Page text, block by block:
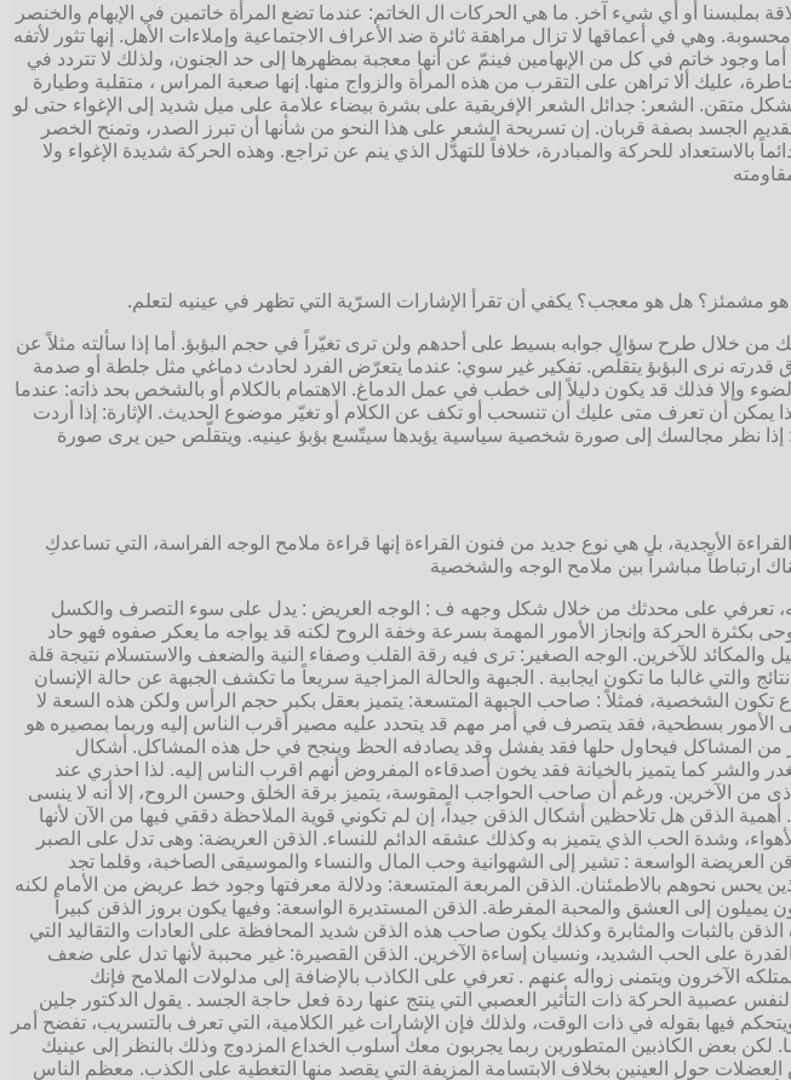
بملبسنا أو أي شيء آخر. ما هي الحركات ال الخاتم: عندما تضع المرأة خاتمين في الإبهام والخنصر
وهي في أعماقها لا تزال مراهقة ثائرة ضد الأعراف الاجتماعية وإملاءات الأهل. إنها تثور لأتفه
أما وجود خاتم في كل من الإبهامين فينمّ عن أنها معجبة بمظهرها إلى حد الجنون، ولذلك لا تتردد في
عليك ألا تراهن على التقرب من هذه المرأة والزواج منها. إنها صعبة المراس ، متقلبة وطيارة
متقن. الشعر: جدائل الشعر الإفريقية على بشرة بيضاء علامة على ميل شديد إلى الإغواء حتى لو
الجسد بصفة قربان. إن تسريحة الشعر على هذا النحو من شأنها أن تبرز الصدر، وتمنح الخصر
للحركة والمبادرة، خلافاً للتهدُّل الذي ينم عن تراجع. وهذه الحركة شديدة الإغواء ولا
هل هو معجب؟ يكفي أن تقرأ الإشارات السرّية التي تظهر في عينيه لتعلم.
من خلال طرح سؤال جوابه بسيط على أحدهم ولن ترى تغيّراً في حجم البؤبؤ. أما إذا سألته مثلاً عن
قدرته نرى البؤبؤ يتقلّص. تفكير غير سوي: عندما يتعرّض الفرد لحادث دماغي مثل جلطة أو صدمة
وإلا فذلك قد يكون دليلاً إلى خطب في عمل الدماغ. الاهتمام بالكلام أو بالشخص بحد ذاته: عندما
يمكن أن تعرف متى عليك أن تنسحب أو تكف عن الكلام أو تغيّر موضوع الحديث. الإثارة: إذا أردت
إذا نظر مجالسك إلى صورة شخصية سياسية يؤيدها سيتّسع بؤبؤ عينيه. ويتقلّص حين يرى صورة
الأبجدية، بل هي نوع جديد من فنون القراءة إنها قراءة ملامح الوجه الفراسة، التي تساعدكِ
ارتباطاً مباشراً بين ملامح الوجه والشخصية
تعرفي على محدثك من خلال شكل وجهه ف : الوجه العريض : يدل على سوء التصرف والكسل
بكثرة الحركة وإنجاز الأمور المهمة بسرعة وخفة الروح لكنه قد يواجه ما يعكر صفوه فهو حاد
للآخرين. الوجه الصغير: ترى فيه رقة القلب وصفاء النية والضعف والاستسلام نتيجة قلة
غالبا ما تكون ايجابية . الجبهة والحالة المزاجية سريعاً ما تكشف الجبهة عن حالة الإنسان
تكون الشخصية، فمثلاً : صاحب الجبهة المتسعة: يتميز بعقل بكبر حجم الرأس ولكن هذه السعة لا
بسطحية، فقد يتصرف في أمر مهم قد يتحدد عليه مصير أقرب الناس إليه وربما بمصيره هو
من المشاكل فيحاول حلها فقد يفشل وقد يصادفه الحظ وينجح في حل هذه المشاكل. أشكال
كما يتميز بالخيانة فقد يخون أصدقاءه المفروض أنهم اقرب الناس إليه. لذا احذري عند
من الآخرين. ورغم أن صاحب الحواجب المقوسة، يتميز برقة الخلق وحسن الروح، إلا أنه لا ينسى
الذقن هل تلاحظين أشكال الذقن جيداً، إن لم تكوني قوية الملاحظة دققي فيها من الآن لأنها
وشدة الحب الذي يتميز به وكذلك عشقه الدائم للنساء. الذقن العريضة: وهى تدل على الصبر
العريضة الواسعة : تشير إلى الشهوانية وحب المال والنساء والموسيقى الصاخبة، وقلما تجد
يحس نحوهم بالاطمئنان. الذقن المربعة المتسعة: ودلالة معرفتها وجود خط عريض من الأمام لكنه
إلى العشق والمحبة المفرطة. الذقن المستديرة الواسعة: وفيها يكون بروز الذقن كبيراً
بالثبات والمثابرة وكذلك يكون صاحب هذه الذقن شديد المحافظة على العادات والتقاليد التي
القدرة على الحب الشديد، ونسيان إساءة الآخرين. الذقن القصيرة: غير محببة لأنها تدل على ضعف
الآخرون ويتمنى زواله عنهم . تعرفي على الكاذب بالإضافة إلى مدلولات الملامح فإنك
عصبية الحركة ذات التأثير العصبي التي ينتج عنها ردة فعل حاجة الجسد . يقول الدكتور جلين
بقوله في ذات الوقت، ولذلك فإن الإشارات غير الكلامية، التي تعرف بالتسريب، تفضح أمر
بعض الكاذبين المتطورين ربما يجربون معك أسلوب الخداع المزدوج وذلك بالنظر إلى عينيك
حول العينين بخلاف الابتسامة المزيفة التي يقصد منها التغطية على الكذب. معظم الناس